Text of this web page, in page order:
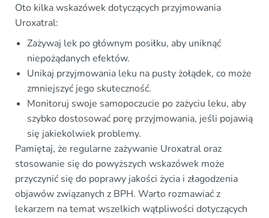
Oto kilka wskazówek dotyczących przyjmowania
Uroxatral:
Zażywaj lek po głównym posiłku, aby uniknąć
niepożądanych efektów.
Unikaj przyjmowania leku na pusty żołądek, co może
zmniejszyć jego skuteczność.
Monitoruj swoje samopoczucie po zażyciu leku, aby
szybko dostosować porę przyjmowania, jeśli pojawią
się jakiekolwiek problemy.
Pamiętaj, że regularne zażywanie Uroxatral oraz
stosowanie się do powyższych wskazówek może
przyczynić się do poprawy jakości życia i złagodzenia
objawów związanych z BPH. Warto rozmawiać z
lekarzem na temat wszelkich wątpliwości dotyczących